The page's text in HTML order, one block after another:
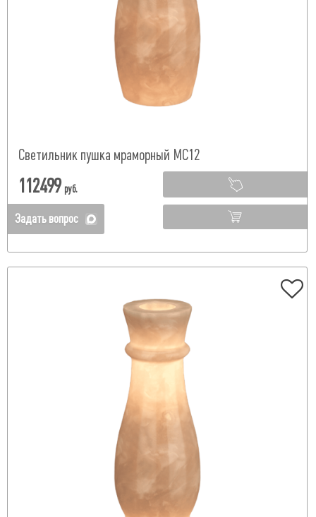
Светильник пушка мраморный МС12
112499 руб.
Задать вопрос